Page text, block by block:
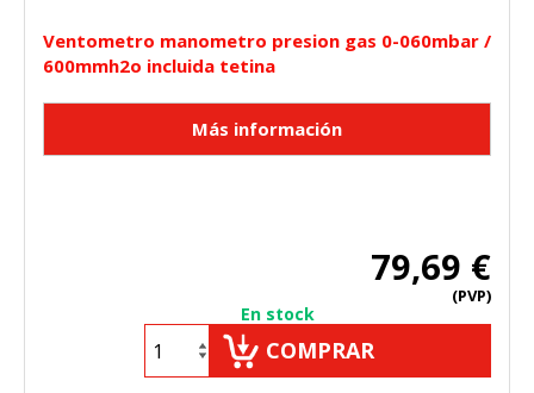
Ventometro manometro presion gas 0-060mbar /
600mmh2o incluida tetina
79,69 €
(PVP)
En stock
COMPRAR